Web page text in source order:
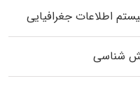
اطلاعات جغرافیایی
شناسی